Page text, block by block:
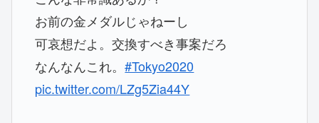
お前の金メダルじゃねーし
可哀想だよ。交換すべき事案だろ
なんなんこれ。#Tokyo2020
pic.twitter.com/LZg5Zia44Y